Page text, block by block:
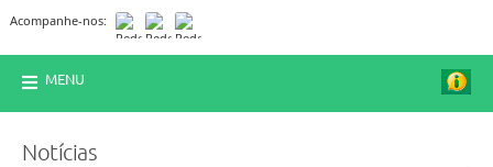
Acompanhe-nos:
MENU
Notícias